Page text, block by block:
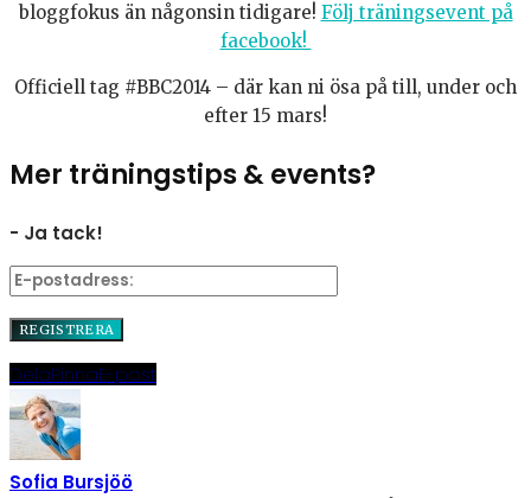
bloggfokus än någonsin tidigare! Följ träningsevent på
facebook!
Officiell tag #BBC2014 – där kan ni ösa på till, under och
efter 15 mars!
Mer träningstips & events?
- Ja tack!
DelaPinnaE-post
Sofia Bursjöö